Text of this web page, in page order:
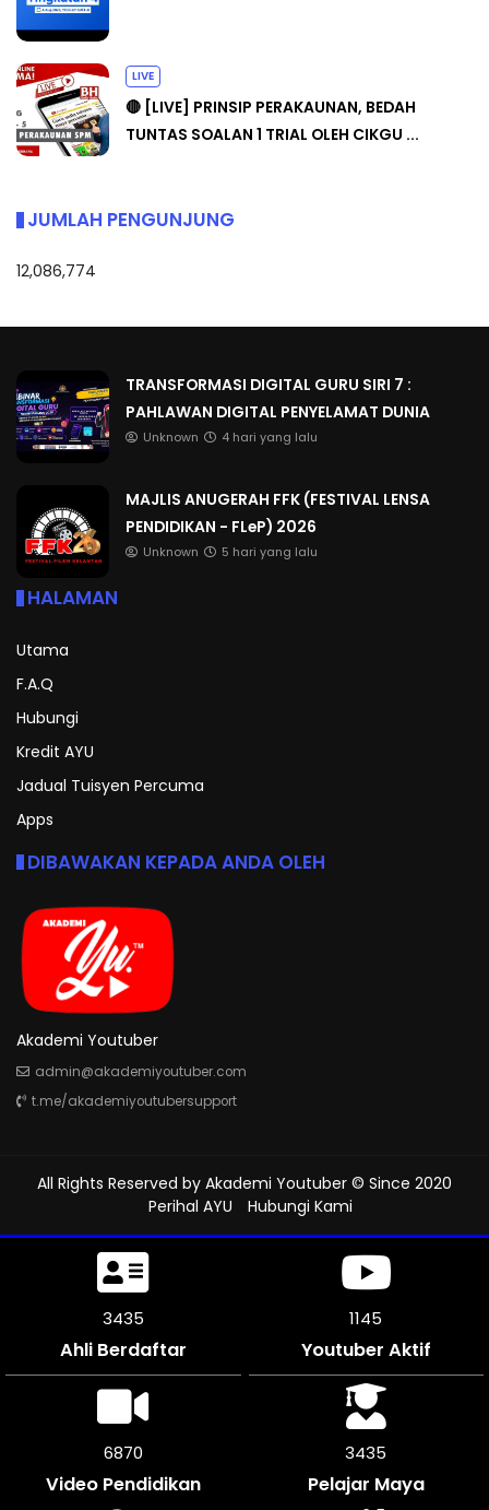
LIVE
🔴 [LIVE] PRINSIP PERAKAUNAN, BEDAH
TUNTAS SOALAN 1 TRIAL OLEH CIKGU ...
JUMLAH PENGUNJUNG
12,086,774
TRANSFORMASI DIGITAL GURU SIRI 7 :
PAHLAWAN DIGITAL PENYELAMAT DUNIA
Unknown 4 hari yang lalu
MAJLIS ANUGERAH FFK (FESTIVAL LENSA
PENDIDIKAN - FLeP) 2026
Unknown 5 hari yang lalu
HALAMAN
Utama
F.A.Q
Hubungi
Kredit AYU
Jadual Tuisyen Percuma
Apps
DIBAWAKAN KEPADA ANDA OLEH
Akademi Youtuber
admin@akademiyoutuber.com
t.me/akademiyoutubersupport
All Rights Reserved by Akademi Youtuber © Since 2020
Perihal AYU
Hubungi Kami
3915
Ahli Berdaftar
1305
Youtuber Aktif
7824
Video Pendidikan
3912
Pelajar Maya